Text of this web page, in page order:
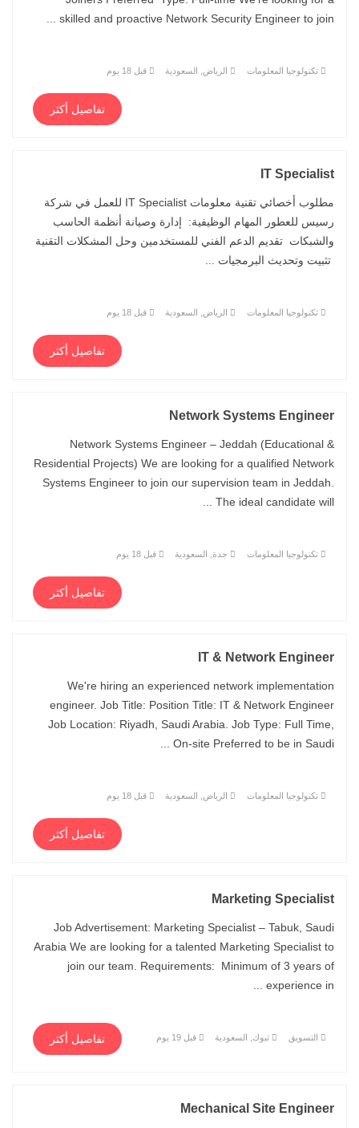
skilled and proactive Network Security Engineer to join ...
تكنولوجيا المعلومات الرياض, السعودية قبل 18 يوم
تفاصيل أكثر
IT Specialist
مطلوب أخصائي تقنية معلومات IT Specialist للعمل في شركة
رسيس للعطور المهام الوظيفية: إدارة وصيانة أنظمة الحاسب
والشبكات تقديم الدعم الفني للمستخدمين وحل المشكلات التقنية
تثبيت وتحديث البرمجيات ...
تكنولوجيا المعلومات الرياض, السعودية قبل 18 يوم
تفاصيل أكثر
Network Systems Engineer
Network Systems Engineer – Jeddah (Educational &
Residential Projects) We are looking for a qualified Network
Systems Engineer to join our supervision team in Jeddah.
The ideal candidate will ...
تكنولوجيا المعلومات جدة, السعودية قبل 18 يوم
تفاصيل أكثر
IT & Network Engineer
We're hiring an experienced network implementation
engineer. Job Title: Position Title: IT & Network Engineer
Job Location: Riyadh, Saudi Arabia. Job Type: Full Time,
On-site Preferred to be in Saudi ...
تكنولوجيا المعلومات الرياض, السعودية قبل 18 يوم
تفاصيل أكثر
Marketing Specialist
Job Advertisement: Marketing Specialist – Tabuk, Saudi
Arabia We are looking for a talented Marketing Specialist to
join our team. Requirements: Minimum of 3 years of
experience in ...
التسويق تبوك, السعودية قبل 19 يوم تفاصيل أكثر
Mechanical Site Engineer